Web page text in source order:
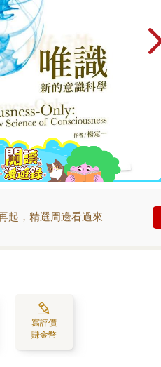
起，精選周邊看過來
寫評價
賺金幣